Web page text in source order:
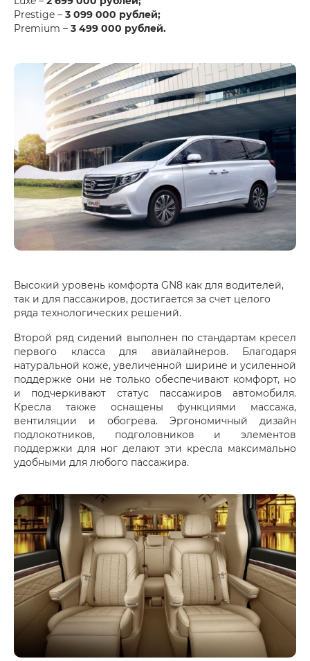
Prestige – 3 099 000 рублей;
Premium – 3 499 000 рублей.
Высокий уровень комфорта GN8 как для водителей,
так и для пассажиров, достигается за счет целого
ряда технологических решений.
Второй ряд сидений выполнен по стандартам кресел
первого класса для авиалайнеров. Благодаря
натуральной коже, увеличенной ширине и усиленной
поддержке они не только обеспечивают комфорт, но
и подчеркивают статус пассажиров автомобиля.
Кресла также оснащены функциями массажа,
вентиляции и обогрева. Эргономичный дизайн
подлокотников, подголовников и элементов
поддержки для ног делают эти кресла максимально
удобными для любого пассажира.